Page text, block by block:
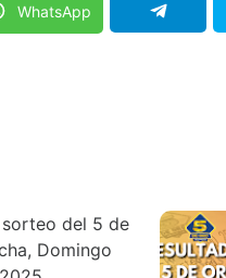
WhatsApp
del 5 de
Domingo